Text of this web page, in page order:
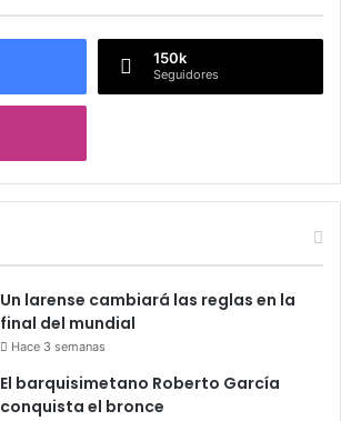
150k
Seguidores
Un larense cambiará las reglas en la
final del mundial
Hace 3 semanas
El barquisimetano Roberto García
conquista el bronce